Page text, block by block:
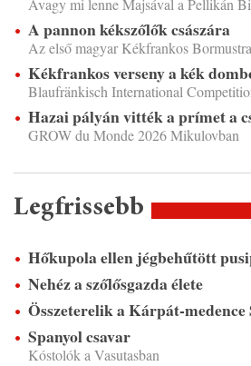
Avagy mi lenne Majsával a Pellikán
A pannon kékszőlők császára
Az első magyar Kékfrankos Bormustra
Kékfrankos verseny a kék
Blaufränkisch International
Hazai pályán vitték a prímet a
GROW du Monde 2026 Mikulovban
Legfrissebb
Hőkupola ellen jégbehűtött
Nehéz a szőlősgazda élete
Összeterelik a Kárpát-
Spanyol csavar
Kóstolók a Vasutasban